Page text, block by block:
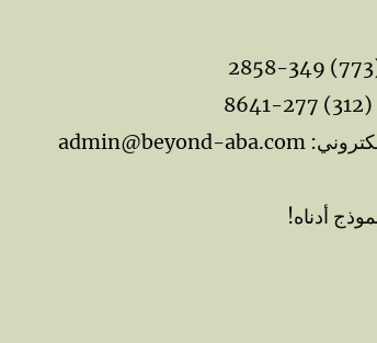
admin@beyond-aba.com
أدناه!